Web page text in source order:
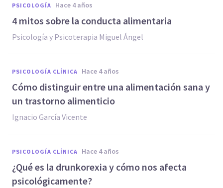
PSICOLOGÍA hace 4 años
4 mitos sobre la conducta alimentaria
Psicología y Psicoterapia Miguel Ángel
PSICOLOGÍA CLÍNICA hace 4 años
Cómo distinguir entre una alimentación sana y
un trastorno alimenticio
Ignacio García Vicente
PSICOLOGÍA CLÍNICA hace 4 años
¿Qué es la drunkorexia y cómo nos afecta
psicológicamente?